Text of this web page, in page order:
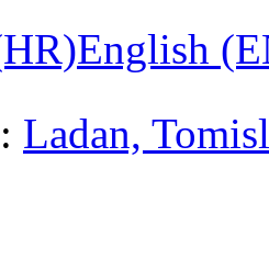
English
Ladan,